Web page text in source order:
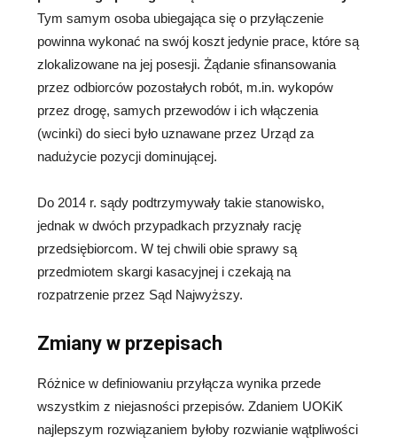
Tym samym osoba ubiegająca się o przyłączenie
powinna wykonać na swój koszt jedynie prace, które są
zlokalizowane na jej posesji. Żądanie sfinansowania
przez odbiorców pozostałych robót, m.in. wykopów
przez drogę, samych przewodów i ich włączenia
(wcinki) do sieci było uznawane przez Urząd za
nadużycie pozycji dominującej.
Do 2014 r. sądy podtrzymywały takie stanowisko,
jednak w dwóch przypadkach przyznały rację
przedsiębiorcom. W tej chwili obie sprawy są
przedmiotem skargi kasacyjnej i czekają na
rozpatrzenie przez Sąd Najwyższy.
Zmiany w przepisach
Różnice w definiowaniu przyłącza wynika przede
wszystkim z niejasności przepisów. Zdaniem UOKiK
najlepszym rozwiązaniem byłoby rozwianie wątpliwości